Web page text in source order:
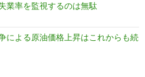
業率を監視するのは無駄
による原油価格上昇はこれからも続